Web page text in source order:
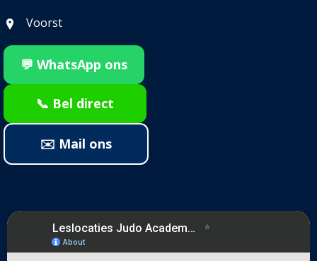
Voorst
💬 WhatsApp ons
📞 Bel direct
✉️ Mail ons